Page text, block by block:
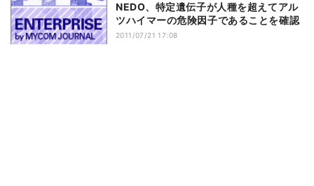
NEDO、特定遺伝子が人種を超えてアル
ツハイマーの危険因子であることを確認
2011/07/21 17:08